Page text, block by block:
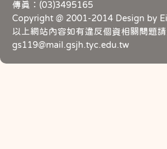
傳真：(03)3495165
Copyright @ 2001-2014 Design by
以上網站內容如有違反個資相關問題
gs119@mail.gsjh.tyc.edu.tw